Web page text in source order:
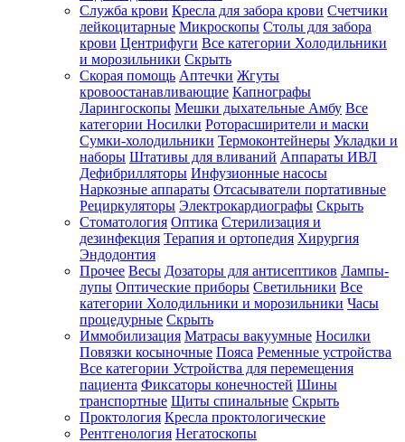
Служба крови Кресла для забора крови Счетчики
лейкоцитарные Микроскопы Столы для забора
крови Центрифуги Все категории Холодильники
и морозильники Скрыть
Скорая помощь Аптечки Жгуты
кровоостанавливающие Капнографы
Ларингоскопы Мешки дыхательные Амбу Все
категории Носилки Роторасширители и маски
Сумки-холодильники Термоконтейнеры Укладки и
наборы Штативы для вливаний Аппараты ИВЛ
Дефибрилляторы Инфузионные насосы
Наркозные аппараты Отсасыватели портативные
Рециркуляторы Электрокардиографы Скрыть
Стоматология Оптика Стерилизация и
дезинфекция Терапия и ортопедия Хирургия
Эндодонтия
Прочее Весы Дозаторы для антисептиков Лампы-
лупы Оптические приборы Светильники Все
категории Холодильники и морозильники Часы
процедурные Скрыть
Иммобилизация Матрасы вакуумные Носилки
Повязки косыночные Пояса Ременные устройства
Все категории Устройства для перемещения
пациента Фиксаторы конечностей Шины
транспортные Щиты спинальные Скрыть
Проктология Кресла проктологические
Рентгенология Негатоскопы